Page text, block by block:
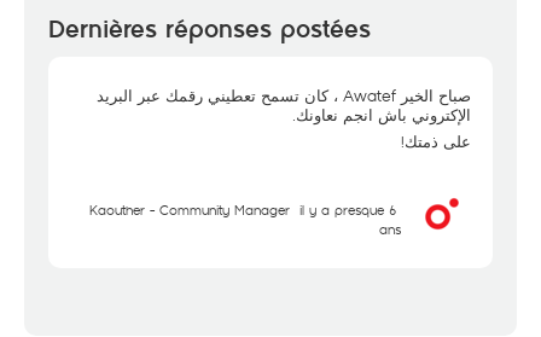
Dernières réponses postées
صباح الخير Awatef ، كان تسمح تعطيني رقمك عبر البريد
الإكتروني باش انجم نعاونك.
على ذمتك!
Kaouther - Community Manager il y a presque 6
ans